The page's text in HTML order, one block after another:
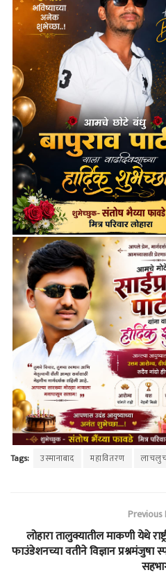
Tags: उस्मानाबाद महावितरण
लोहारा तालुक्यातील माकणी येथे
फाउंडेशनच्या वतीने विज्ञान प्रश्नमंजुषा